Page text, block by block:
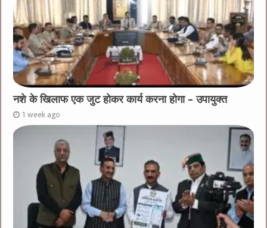
नशे के खिलाफ एक जुट होकर कार्य करना होगा – उपायुक्त
1 week ago